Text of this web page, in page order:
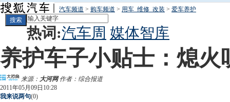
汽车频道 > 购车频道 > 用车_维修_改装 > 爱车养护
热词:汽车周 媒体智库
养护车子小贴士：熄火
来源： 大河网作者：综合报道
2011年05月09日10:28
我来说两句(0)